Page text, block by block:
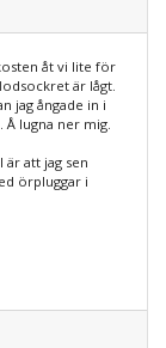
åt vi lite för
är lågt.
jag ångade in i
lugna ner mig.
är att jag sen
örpluggar i